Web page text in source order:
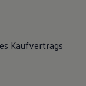
Kaufvertrags